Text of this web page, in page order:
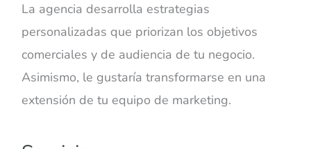
La agencia desarrolla estrategias
personalizadas que priorizan los objetivos
comerciales y de audiencia de tu negocio.
Asimismo, le gustaría transformarse en una
extensión de tu equipo de marketing.